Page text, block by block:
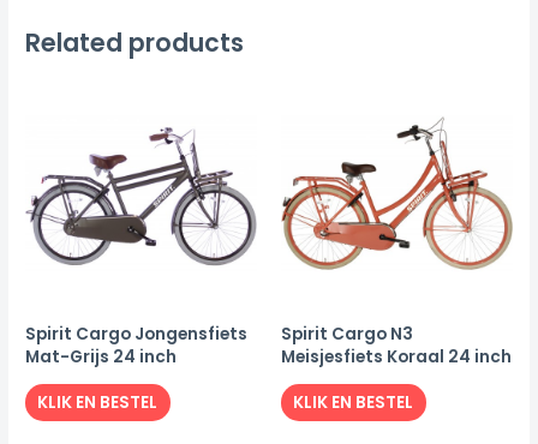
Related products
Spirit Cargo Jongensfiets
Mat-Grijs 24 inch
KLIK EN BESTEL
Spirit Cargo N3
Meisjesfiets Koraal 24 inch
KLIK EN BESTEL